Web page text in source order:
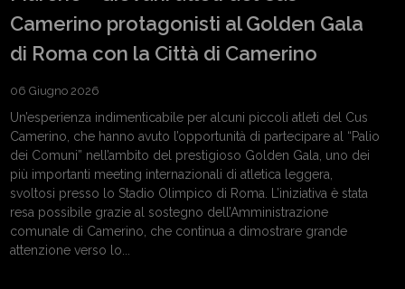
Camerino protagonisti al Golden Gala
di Roma con la Città di Camerino
06 Giugno 2026
Un’esperienza indimenticabile per alcuni piccoli atleti del Cus
Camerino, che hanno avuto l’opportunità di partecipare al “Palio
dei Comuni” nell’ambito del prestigioso Golden Gala, uno dei
più importanti meeting internazionali di atletica leggera,
svoltosi presso lo Stadio Olimpico di Roma. L’iniziativa è stata
resa possibile grazie al sostegno dell’Amministrazione
comunale di Camerino, che continua a dimostrare grande
attenzione verso lo...